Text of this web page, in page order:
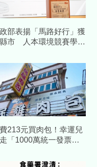
部表揚「馬路好行」獲
市 人本環境競賽學生
213元買肉包！幸運兒
「1000萬統一發票」